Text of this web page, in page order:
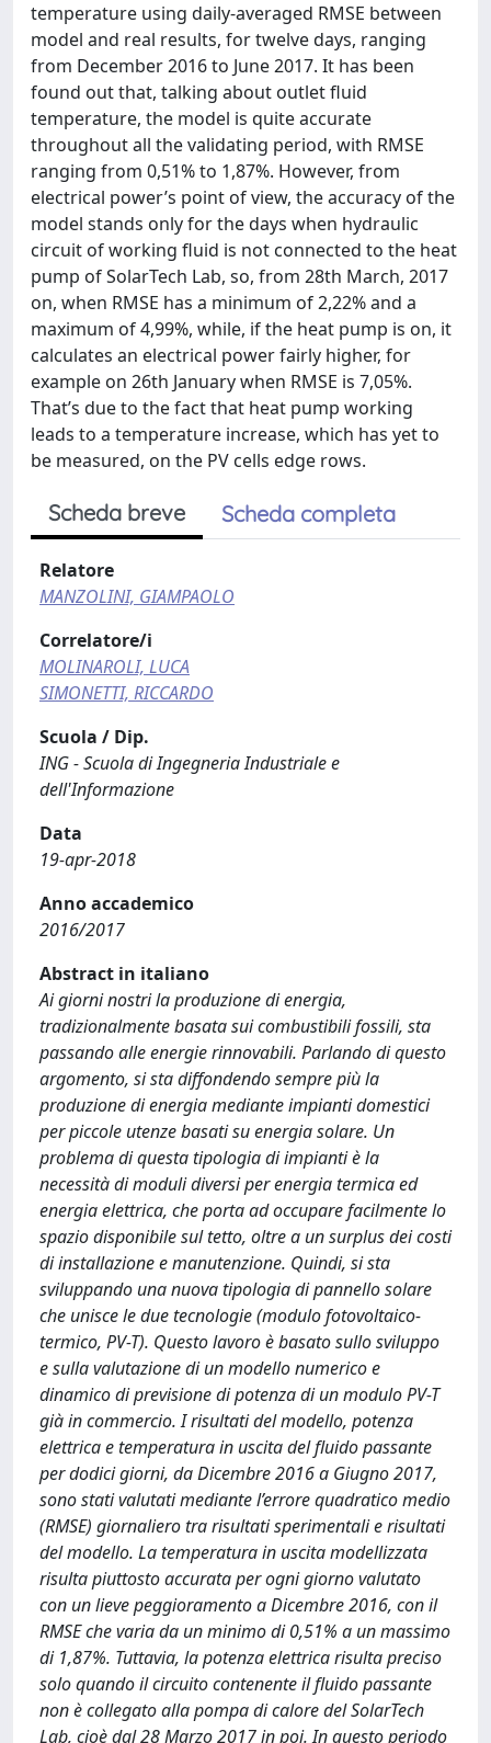
temperature using daily-averaged RMSE between
model and real results, for twelve days, ranging
from December 2016 to June 2017. It has been
found out that, talking about outlet fluid
temperature, the model is quite accurate
throughout all the validating period, with RMSE
ranging from 0,51% to 1,87%. However, from
electrical power’s point of view, the accuracy of the
model stands only for the days when hydraulic
circuit of working fluid is not connected to the heat
pump of SolarTech Lab, so, from 28th March, 2017
on, when RMSE has a minimum of 2,22% and a
maximum of 4,99%, while, if the heat pump is on, it
calculates an electrical power fairly higher, for
example on 26th January when RMSE is 7,05%.
That’s due to the fact that heat pump working
leads to a temperature increase, which has yet to
be measured, on the PV cells edge rows.
Scheda breve Scheda completa
Relatore
MANZOLINI, GIAMPAOLO
Correlatore/i
MOLINAROLI, LUCA
SIMONETTI, RICCARDO
Scuola / Dip.
ING - Scuola di Ingegneria Industriale e
dell'Informazione
Data
19-apr-2018
Anno accademico
2016/2017
Abstract in italiano
Ai giorni nostri la produzione di energia,
tradizionalmente basata sui combustibili fossili, sta
passando alle energie rinnovabili. Parlando di questo
argomento, si sta diffondendo sempre più la
produzione di energia mediante impianti domestici
per piccole utenze basati su energia solare. Un
problema di questa tipologia di impianti è la
necessità di moduli diversi per energia termica ed
energia elettrica, che porta ad occupare facilmente lo
spazio disponibile sul tetto, oltre a un surplus dei costi
di installazione e manutenzione. Quindi, si sta
sviluppando una nuova tipologia di pannello solare
che unisce le due tecnologie (modulo fotovoltaico-
termico, PV-T). Questo lavoro è basato sullo sviluppo
e sulla valutazione di un modello numerico e
dinamico di previsione di potenza di un modulo PV-T
già in commercio. I risultati del modello, potenza
elettrica e temperatura in uscita del fluido passante
per dodici giorni, da Dicembre 2016 a Giugno 2017,
sono stati valutati mediante l’errore quadratico medio
(RMSE) giornaliero tra risultati sperimentali e risultati
del modello. La temperatura in uscita modellizzata
risulta piuttosto accurata per ogni giorno valutato
con un lieve peggioramento a Dicembre 2016, con il
RMSE che varia da un minimo di 0,51% a un massimo
di 1,87%. Tuttavia, la potenza elettrica risulta preciso
solo quando il circuito contenente il fluido passante
non è collegato alla pompa di calore del SolarTech
Lab, cioè dal 28 Marzo 2017 in poi. In questo periodo